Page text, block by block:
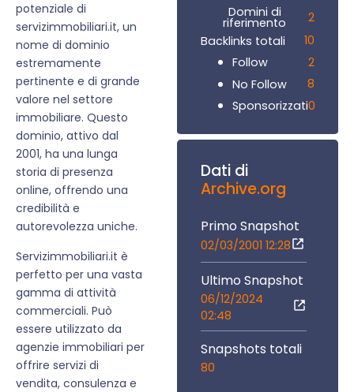
potenziale di
servizimmobiliari.it, un
nome di dominio
estremamente
pertinente e di grande
valore nel settore
immobiliare. Questo
dominio, attivo dal
2001, ha una lunga
storia di presenza
online, offrendo una
credibilità e
autorevolezza uniche.
Servizimmobiliari.it è
perfetto per una vasta
gamma di attività
commerciali. Può
essere utilizzato da
agenzie immobiliari per
offrire servizi di
vendita, consulenza e
Domini di
riferimento
2
Backlinks totali
10
Follow
2
No Follow
8
Sponsorizzati0
Dati di
Archive.org
Primo Snapshot
02/03/2001 12:28
Ultimo Snapshot
06/12/2024
02:48
Snapshots totali
80